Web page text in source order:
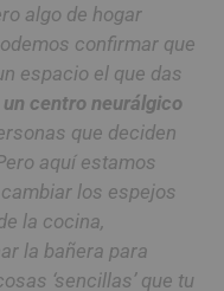
algo de hogar
confirmar que
espacio el que das
un centro neurálgico
que deciden
aquí estamos
los espejos
la cocina,
la bañera para
‘sencillas’ que tu